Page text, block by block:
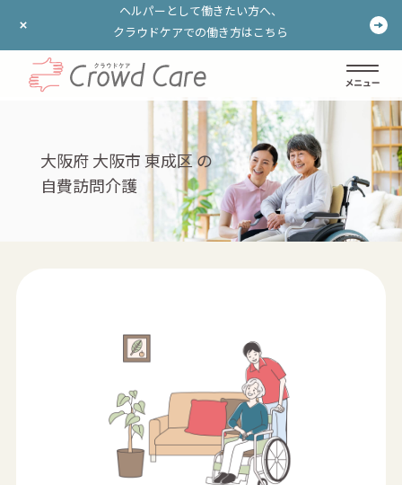
ヘルパーとして働きたい方へ、
クラウドケアでの働き方はこちら
ヘルパーとして働きたい方へ、
クラウドケアでの働き方はこちら
大阪府 大阪市 東成区 の
自費訪問介護